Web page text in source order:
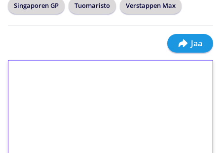
Singaporen GP Tuomaristo Verstappen Max
Jaa